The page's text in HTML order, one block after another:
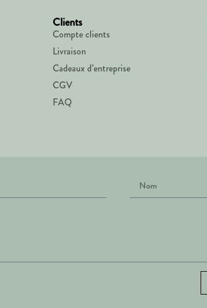
Clients
Compte clients
Livraison
Cadeaux d’entreprise
CGV
FAQ